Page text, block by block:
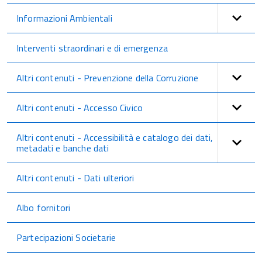
Informazioni Ambientali
Interventi straordinari e di emergenza
Altri contenuti - Prevenzione della Corruzione
Altri contenuti - Accesso Civico
Altri contenuti - Accessibilità e catalogo dei dati,
metadati e banche dati
Altri contenuti - Dati ulteriori
Albo fornitori
Partecipazioni Societarie